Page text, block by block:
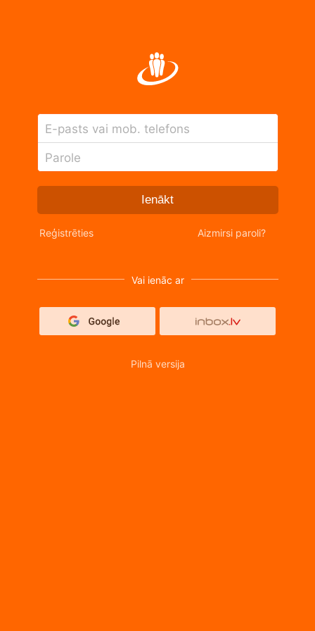
E-pasts vai mob. telefons
Parole
Ienākt
Reģistrēties Aizmirsi paroli?
Vai ienāc ar
Pilnā versija